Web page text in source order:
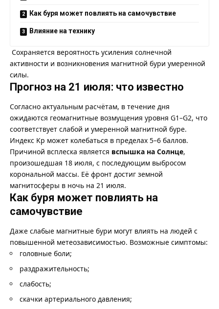
Как буря может повлиять на самочувствие
Влияние на технику
Сохраняется вероятность усиления солнечной
активности и возникновения магнитной бури умеренной
силы.
Прогноз на 21 июля: что известно
Согласно актуальным расчётам, в течение дня
ожидаются геомагнитные возмущения уровня G1–G2, что
соответствует слабой и умеренной магнитной буре.
Индекс Kp может колебаться в пределах 5–6 баллов.
Причиной всплеска является вспышка на Солнце,
произошедшая 18 июля, с последующим выбросом
корональной массы. Её фронт достиг земной
магнитосферы в ночь на 21 июля.
Как буря может повлиять на
самочувствие
Даже слабые магнитные бури могут влиять на людей с
повышенной метеозависимостью. Возможные симптомы:
головные боли;
раздражительность;
слабость;
скачки артериального давления;